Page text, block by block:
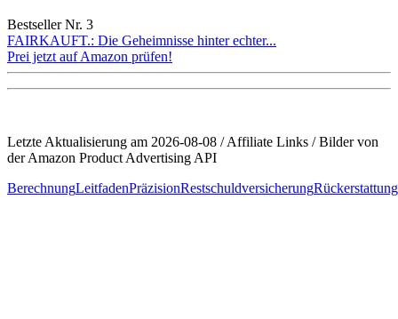
Bestseller Nr. 3
FAIRKAUFT.: Die Geheimnisse hinter echter...
Prei jetzt auf Amazon prüfen!
Letzte Aktualisierung am 2026-08-08 / Affiliate Links / Bilder von
der Amazon Product Advertising API
BerechnungLeitfadenPräzisionRestschuldversicherung